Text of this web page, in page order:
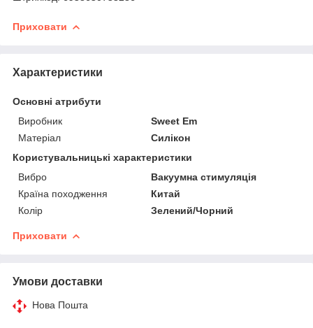
Приховати
Характеристики
Основні атрибути
Виробник
Sweet Em
Матеріал
Силікон
Користувальницькі характеристики
Вибро
Вакуумна стимуляція
Країна походження
Китай
Колір
Зелений/Чорний
Приховати
Умови доставки
Нова Пошта